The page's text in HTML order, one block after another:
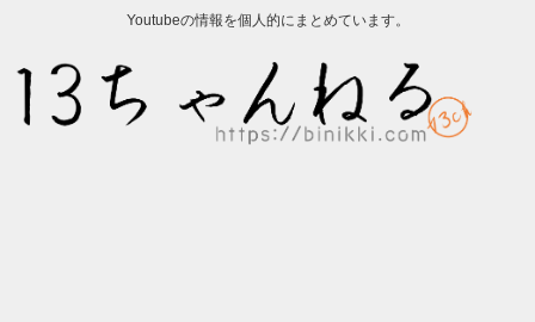
Youtubeの情報を個人的にまとめています。